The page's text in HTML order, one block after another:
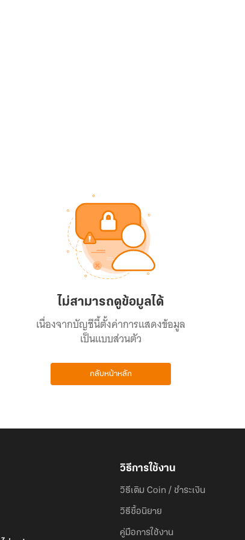
ไม่สามารถดูข้อมูลได้
เนื่องจากบัญชีนี้ตั้งค่าการแสดงข้อมูล
เป็นแบบส่วนตัว
กลับหน้าหลัก
วิธีการใช้งาน
วิธีเติม Coin / ชำระเงิน
วิธีซื้อนิยาย
คู่มือการใช้งาน